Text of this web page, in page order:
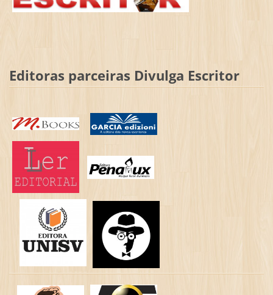
Editoras parceiras Divulga Escritor